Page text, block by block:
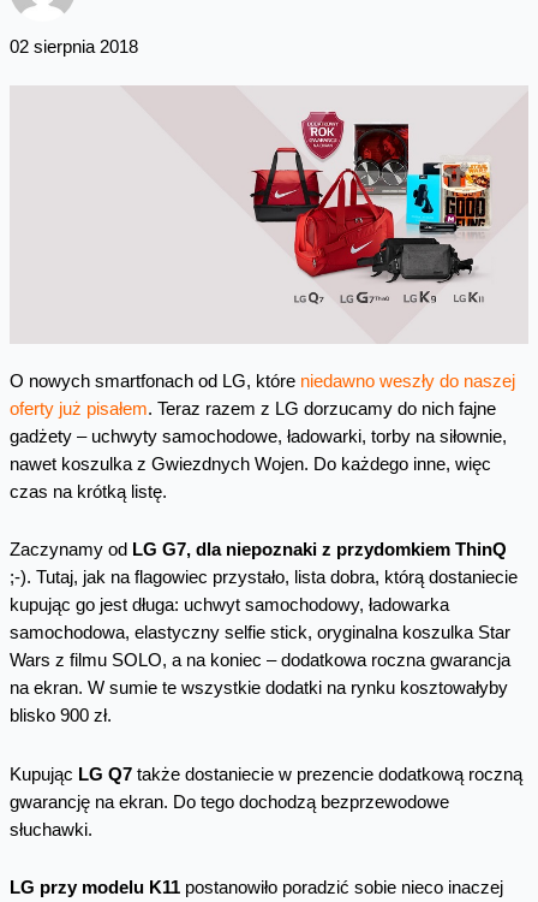
02 sierpnia 2018
O nowych smartfonach od LG, które niedawno weszły do naszej
oferty już pisałem. Teraz razem z LG dorzucamy do nich fajne
gadżety – uchwyty samochodowe, ładowarki, torby na siłownie,
nawet koszulka z Gwiezdnych Wojen. Do każdego inne, więc
czas na krótką listę.
Zaczynamy od LG G7, dla niepoznaki z przydomkiem ThinQ
;-). Tutaj, jak na flagowiec przystało, lista dobra, którą dostaniecie
kupując go jest długa: uchwyt samochodowy, ładowarka
samochodowa, elastyczny selfie stick, oryginalna koszulka Star
Wars z filmu SOLO, a na koniec – dodatkowa roczna gwarancja
na ekran. W sumie te wszystkie dodatki na rynku kosztowałyby
blisko 900 zł.
Kupując LG Q7także dostaniecie w prezencie dodatkową roczną
gwarancję na ekran. Do tego dochodzą bezprzewodowe
słuchawki.
LG przy modelu K11postanowiło poradzić sobie nieco inaczej